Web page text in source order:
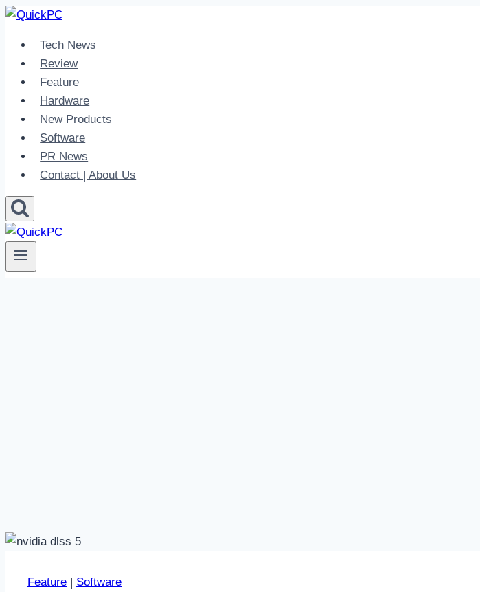
Skip
contentTech News
Review
Feature
Hardware
New Products
Software
PR News
Contact | About Us
Feature | Software